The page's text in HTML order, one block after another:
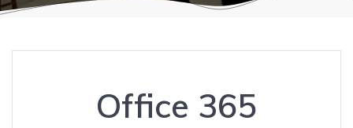
Office 365